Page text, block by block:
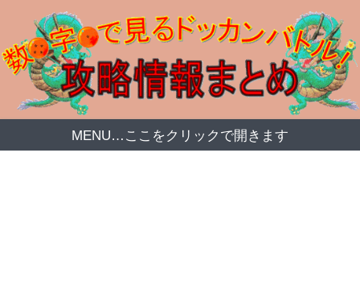
MENU…ここをクリックで開きます